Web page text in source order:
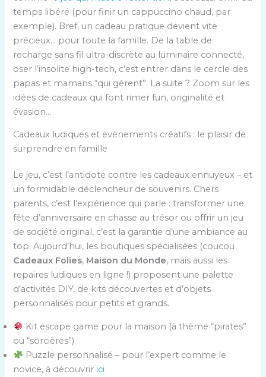
temps libéré (pour finir un cappuccino chaud, par
exemple). Bref, un cadeau pratique devient vite
précieux… pour toute la famille. De la table de
recharge sans fil ultra-discrète au luminaire connecté,
oser l’insolite high-tech, c’est entrer dans le cercle des
papas et mamans “qui gèrent”. La suite ? Zoom sur les
idées de cadeaux qui font rimer fun, originalité et
évasion…
Cadeaux ludiques et évènements créatifs : le plaisir de
surprendre en famille
Le jeu, c’est l’antidote contre les cadeaux ennuyeux – et
un formidable déclencheur de souvenirs. Chers
parents, c’est l’expérience qui parle : transformer une
fête d’anniversaire en chasse au trésor ou offrir un jeu
de société original, c’est la garantie d’une ambiance au
top. Aujourd’hui, les boutiques spécialisées (coucou
Cadeaux Folies, Maison du Monde, mais aussi les
repaires ludiques en ligne !) proposent une palette
d’activités DIY, de kits découvertes et d’objets
personnalisés pour petits et grands.
Kit escape game pour la maison (à thème “pirates”
ou “sorcières”)
Puzzle personnalisé – pour l’expert comme le
novice, à découvrir ici